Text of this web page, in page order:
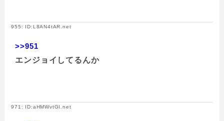
955: ID:L8AN4tAR.net
>>951
エンジョイしてるんか
971: ID:aHMWvtGI.net